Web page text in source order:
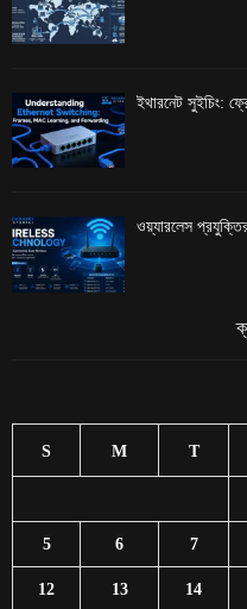
ইথারনেট সুইচিং:
ওয়্যারলেস প্রযুক্তির
S M T
5 6 7
12 13 14